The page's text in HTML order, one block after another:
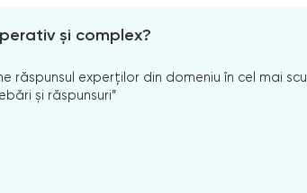
și complex?
răspunsul experților din domeniu în cel mai
și răspunsuri”